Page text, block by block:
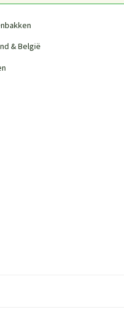
& België